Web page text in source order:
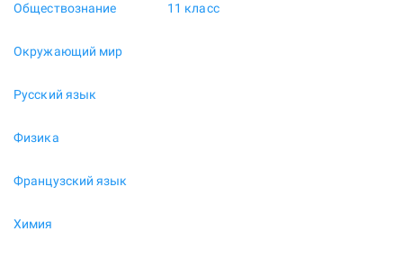
Обществознание
Окружающий мир
Русский язык
Физика
Французский язык
Химия
11 класс